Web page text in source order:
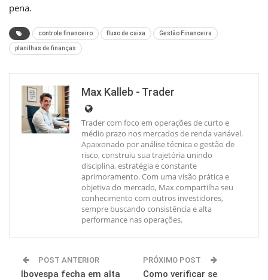
pena.
controle financeiro fluxo de caixa Gestão Financeira
planilhas de finanças
Max Kalleb - Trader
Trader com foco em operações de curto e
médio prazo nos mercados de renda variável.
Apaixonado por análise técnica e gestão de
risco, construiu sua trajetória unindo
disciplina, estratégia e constante
aprimoramento. Com uma visão prática e
objetiva do mercado, Max compartilha seu
conhecimento com outros investidores,
sempre buscando consistência e alta
performance nas operações.
POST ANTERIOR
Ibovespa fecha em alta
PRÓXIMO POST
Como verificar se